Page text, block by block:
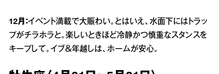
12月：イベント満載で大賑わい。とはいえ、水面下にはトラッ
プがチラホラと。楽しいときほど冷静かつ慎重なスタンスを
キープして。イブ＆年越しは、ホームが安心。